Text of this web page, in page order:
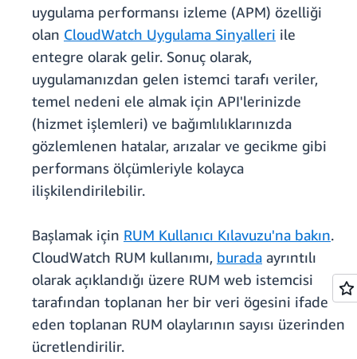
uygulama performansı izleme (APM) özelliği
olan CloudWatch Uygulama Sinyalleri ile
entegre olarak gelir. Sonuç olarak,
uygulamanızdan gelen istemci tarafı veriler,
temel nedeni ele almak için API'lerinizde
(hizmet işlemleri) ve bağımlılıklarınızda
gözlemlenen hatalar, arızalar ve gecikme gibi
performans ölçümleriyle kolayca
ilişkilendirilebilir.
Başlamak için RUM Kullanıcı Kılavuzu'na bakın.
CloudWatch RUM kullanımı, burada ayrıntılı
olarak açıklandığı üzere RUM web istemcisi
tarafından toplanan her bir veri ögesini ifade
eden toplanan RUM olaylarının sayısı üzerinden
ücretlendirilir.